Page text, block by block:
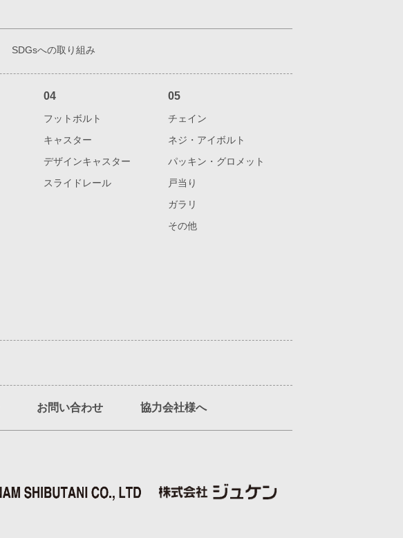
SDGsへの取り組み
04
フットボルト
キャスター
デザインキャスター
スライドレール
05
チェイン
ネジ・アイボルト
パッキン・グロメット
戸当り
ガラリ
その他
お問い合わせ 協力会社様へ